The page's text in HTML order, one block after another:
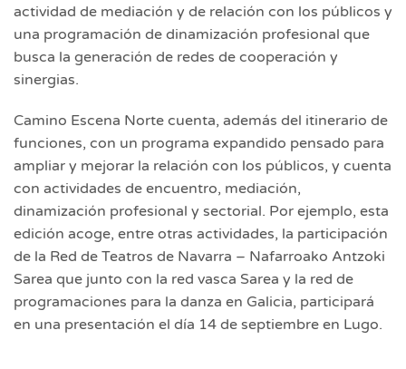
actividad de mediación y de relación con los públicos y
una programación de dinamización profesional que
busca la generación de redes de cooperación y
sinergias.
Camino Escena Norte cuenta, además del itinerario de
funciones, con un programa expandido pensado para
ampliar y mejorar la relación con los públicos, y cuenta
con actividades de encuentro, mediación,
dinamización profesional y sectorial. Por ejemplo, esta
edición acoge, entre otras actividades, la participación
de la Red de Teatros de Navarra – Nafarroako Antzoki
Sarea que junto con la red vasca Sarea y la red de
programaciones para la danza en Galicia, participará
en una presentación el día 14 de septiembre en Lugo.